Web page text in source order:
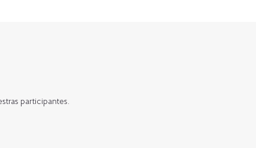
participantes.